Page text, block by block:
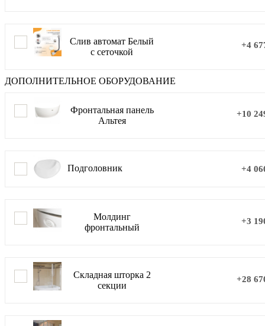
Слив автомат Белый
с сеточкой
+4
ДОПОЛНИТЕЛЬНОЕ ОБОРУДОВАНИЕ
Фронтальная панель
Альтея
+10
Подголовник +4
Молдинг
фронтальный
+3
Складная шторка 2
секции
+28